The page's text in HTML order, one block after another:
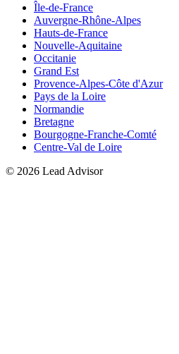
Île-de-France
Auvergne-Rhône-Alpes
Hauts-de-France
Nouvelle-Aquitaine
Occitanie
Grand Est
Provence-Alpes-Côte d'Azur
Pays de la Loire
Normandie
Bretagne
Bourgogne-Franche-Comté
Centre-Val de Loire
© 2026 Lead Advisor